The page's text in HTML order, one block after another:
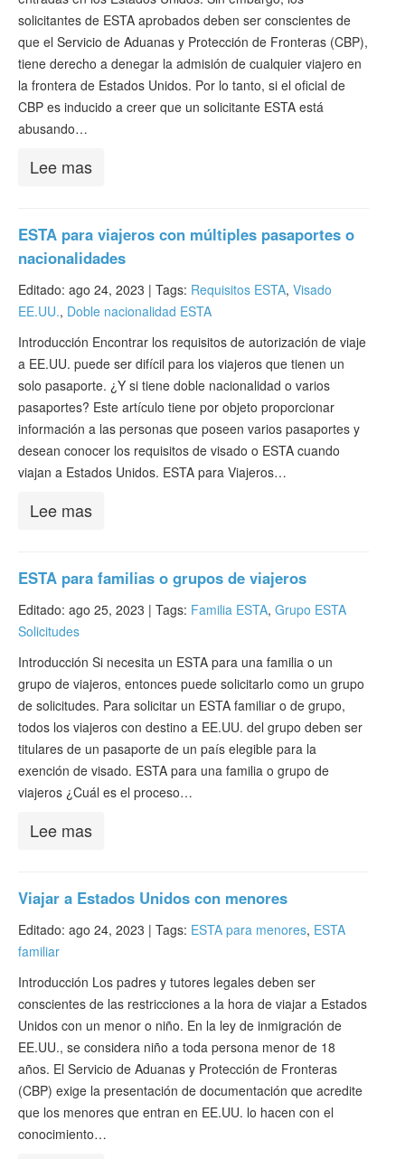
solicitantes de ESTA aprobados deben ser conscientes de
que el Servicio de Aduanas y Protección de Fronteras (CBP),
tiene derecho a denegar la admisión de cualquier viajero en
la frontera de Estados Unidos. Por lo tanto, si el oficial de
CBP es inducido a creer que un solicitante ESTA está
abusando…
Lee mas
ESTA para viajeros con múltiples pasaportes o
nacionalidades
Editado: ago 24, 2023 | Tags: Requisitos ESTA, Visado
EE.UU., Doble nacionalidad ESTA
Introducción Encontrar los requisitos de autorización de viaje
a EE.UU. puede ser difícil para los viajeros que tienen un
solo pasaporte. ¿Y si tiene doble nacionalidad o varios
pasaportes? Este artículo tiene por objeto proporcionar
información a las personas que poseen varios pasaportes y
desean conocer los requisitos de visado o ESTA cuando
viajan a Estados Unidos. ESTA para Viajeros…
Lee mas
ESTA para familias o grupos de viajeros
Editado: ago 25, 2023 | Tags: Familia ESTA, Grupo ESTA
Solicitudes
Introducción Si necesita un ESTA para una familia o un
grupo de viajeros, entonces puede solicitarlo como un grupo
de solicitudes. Para solicitar un ESTA familiar o de grupo,
todos los viajeros con destino a EE.UU. del grupo deben ser
titulares de un pasaporte de un país elegible para la
exención de visado. ESTA para una familia o grupo de
viajeros ¿Cuál es el proceso…
Lee mas
Viajar a Estados Unidos con menores
Editado: ago 24, 2023 | Tags: ESTA para menores, ESTA
familiar
Introducción Los padres y tutores legales deben ser
conscientes de las restricciones a la hora de viajar a Estados
Unidos con un menor o niño. En la ley de inmigración de
EE.UU., se considera niño a toda persona menor de 18
años. El Servicio de Aduanas y Protección de Fronteras
(CBP) exige la presentación de documentación que acredite
que los menores que entran en EE.UU. lo hacen con el
conocimiento…